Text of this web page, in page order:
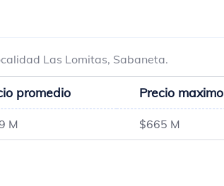
Las Lomitas, Sabaneta.
promedio Precio maximo
M $665 M